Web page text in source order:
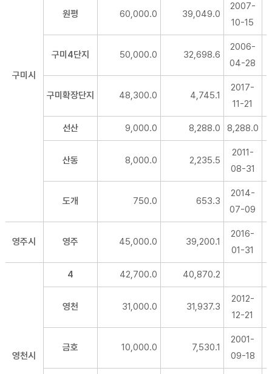
구미시
원평 60,000.0 39,049.0
2007-
10-15
구미4단지 50,000.0 32,698.6
2006-
04-28
구미확장단지 48,300.0 4,745.1
2017-
11-21
선산 9,000.0 8,288.0 8,288.0
산동 8,000.0 2,235.5
2011-
08-31
도개 750.0 653.3
2014-
07-09
영주시 영주 45,000.0 39,200.1
2016-
01-31
영천시
4 42,700.0 40,870.2
영천 31,000.0 31,937.3
2012-
12-21
금호 10,000.0 7,530.1
2001-
09-18